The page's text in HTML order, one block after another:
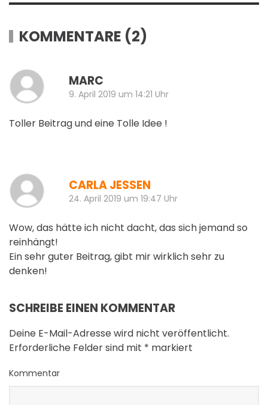
KOMMENTARE (2)
MARC
9. April 2019 um 14:21 Uhr
Toller Beitrag und eine Tolle Idee !
CARLA JESSEN
24. April 2019 um 19:47 Uhr
Wow, das hätte ich nicht dacht, das sich jemand so
reinhängt!
Ein sehr guter Beitrag, gibt mir wirklich sehr zu
denken!
SCHREIBE EINEN KOMMENTAR
Deine E-Mail-Adresse wird nicht veröffentlicht.
Erforderliche Felder sind mit * markiert
Kommentar